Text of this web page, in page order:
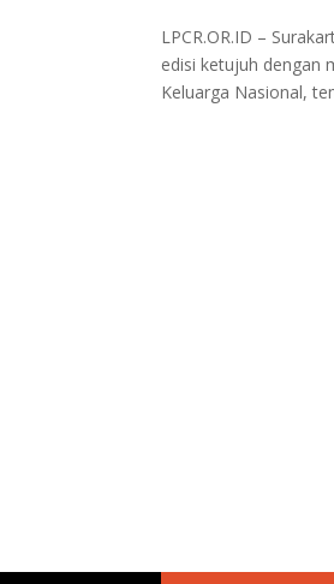
LPCR.OR.ID –
edisi ketujuh dengan
Keluarga Nasional,